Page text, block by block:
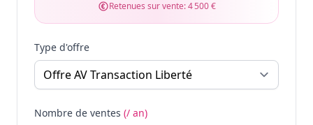
Retenues sur vente:4 500 €
Type d'offre
Nombre de ventes (/ an)